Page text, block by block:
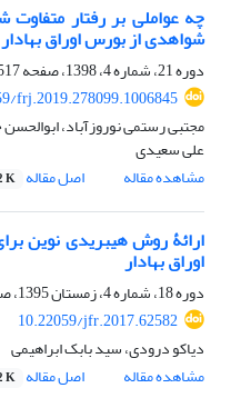
چه عواملی بر رفتار
شواهدی از بورس اوراق
دوره 21، شماره 4، 1398، صفحه
544
frj.2019.278099.1006845
مجتبی رستمی نوروزآباد،
علی سعیدی
مشاهده مقاله
اصل مقاله K
اوراق بهادار
دوره 18، شماره 4، زمستان 1395، صفحه
10.22059/jfr.2017.62582
دیاکو درودی، سید بابک ابراهیمی
مشاهده مقاله
اصل مقاله K